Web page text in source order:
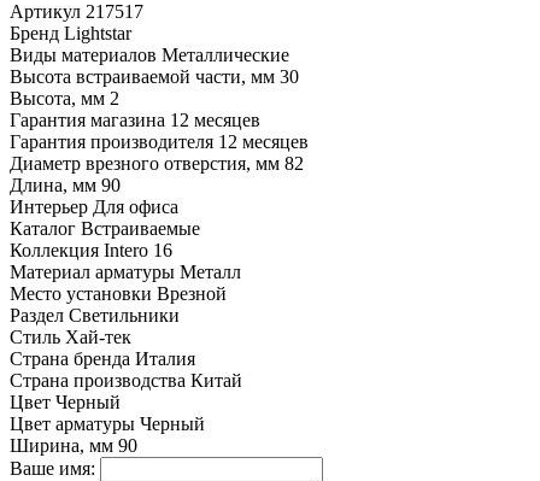
Артикул 217517
Бренд Lightstar
Виды материалов Металлические
Высота встраиваемой части, мм 30
Высота, мм 2
Гарантия магазина 12 месяцев
Гарантия производителя 12 месяцев
Диаметр врезного отверстия, мм 82
Длина, мм 90
Интерьер Для офиса
Каталог Встраиваемые
Коллекция Intero 16
Материал арматуры Металл
Место установки Врезной
Раздел Светильники
Стиль Хай-тек
Страна бренда Италия
Страна производства Китай
Цвет Черный
Цвет арматуры Черный
Ширина, мм 90
Ваше имя: